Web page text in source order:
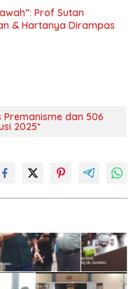
Prof Sutan
& Hartanya Dirampas
Premanisme dan 506
2025*